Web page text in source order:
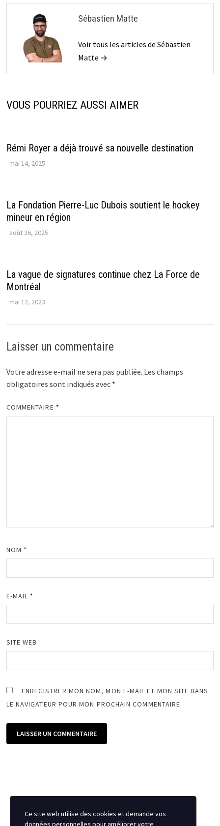
Sébastien Matte
Voir tous les articles de Sébastien
Matte →
VOUS POURRIEZ AUSSI AIMER
Rémi Royer a déjà trouvé sa nouvelle destination
mai 14, 2025
La Fondation Pierre-Luc Dubois soutient le hockey
mineur en région
août 26, 2025
La vague de signatures continue chez La Force de
Montréal
mai 12, 2023
Laisser un commentaire
Votre adresse e-mail ne sera pas publiée. Les champs
obligatoires sont indiqués avec *
COMMENTAIRE *
NOM *
E-MAIL *
SITE WEB
ENREGISTRER MON NOM, MON E-MAIL ET MON SITE DANS
LE NAVIGATEUR POUR MON PROCHAIN COMMENTAIRE.
Ce site web utilise des cookies et demande vos
données personnelles pour améliorer votre